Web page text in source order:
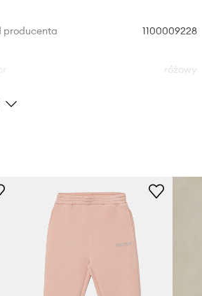
producenta 1100009228
różowy